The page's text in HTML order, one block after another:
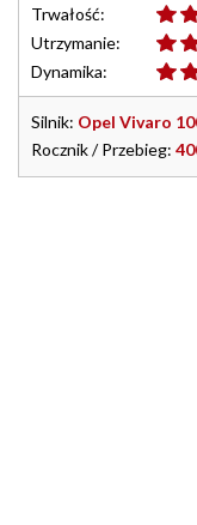
Trwałość:
Utrzymanie:
Dynamika:
Silnik: Opel Vivaro
Rocznik / Przebieg: